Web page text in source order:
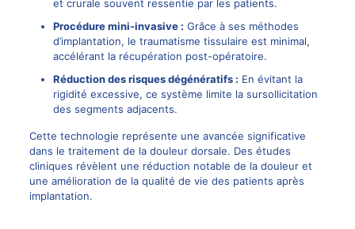
et crurale souvent ressentie par les patients.
Procédure mini-invasive : Grâce à ses méthodes
d’implantation, le traumatisme tissulaire est minimal,
accélérant la récupération post-opératoire.
Réduction des risques dégénératifs : En évitant la
rigidité excessive, ce système limite la sursollicitation
des segments adjacents.
Cette technologie représente une avancée significative
dans le traitement de la douleur dorsale. Des études
cliniques révèlent une réduction notable de la douleur et
une amélioration de la qualité de vie des patients après
implantation.